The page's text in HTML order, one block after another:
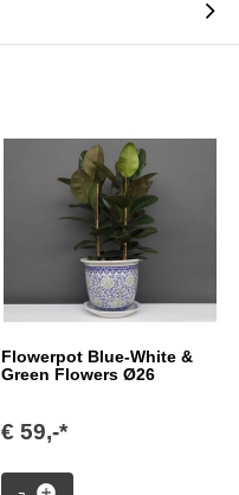
Flowerpot Blue-White &
Green Flowers Ø26
€ 59,-*